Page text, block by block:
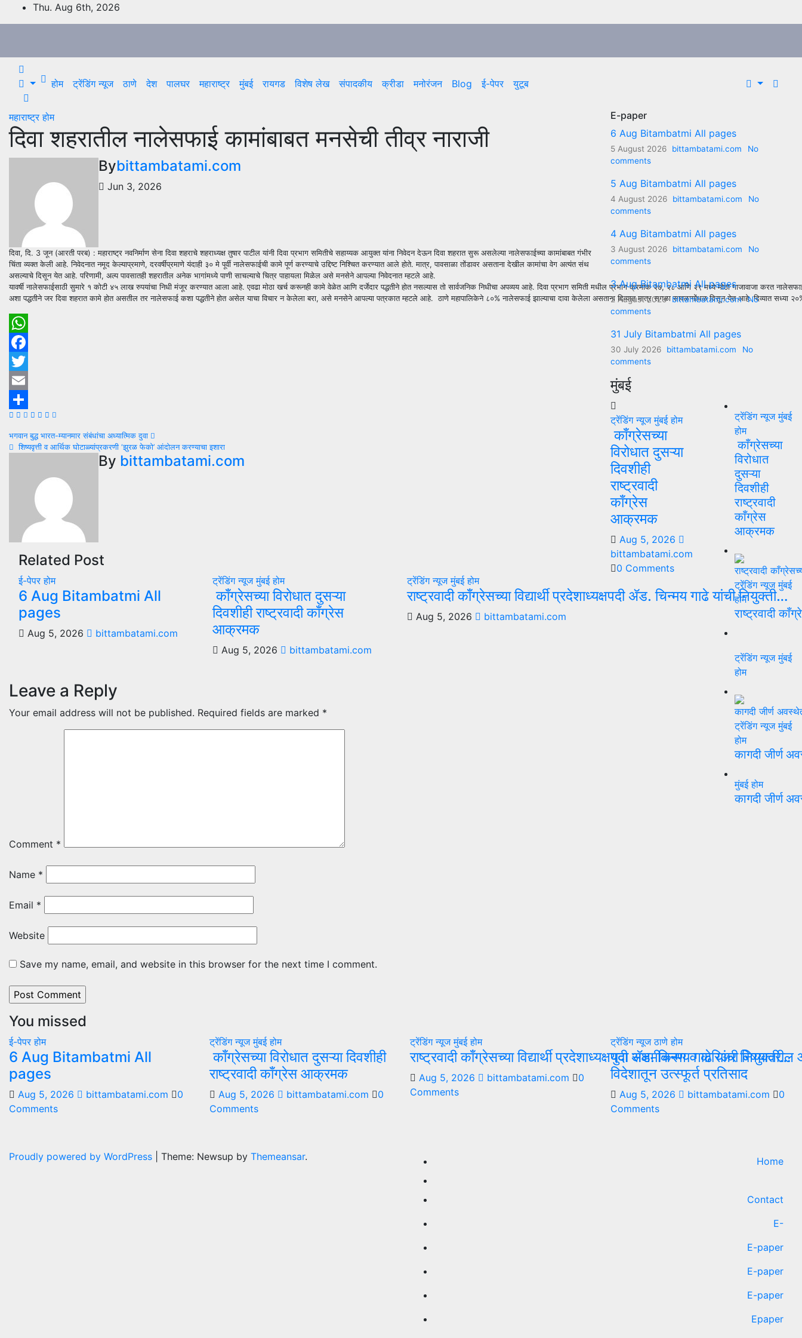
to
Thu. Aug 6th, 2026
होम ट्रेंडिंग न्यूज ठाणे देश पालघर महाराष्ट्र मुंबई रायगड विशेष लेख संपादकीय क्रीडा मनोरंजन Blog ई-पेपर युटूब
महाराष्ट्रहोम
दिवा शहरातील नालेसफाई कामांबाबत मनसेची तीव्र नाराजी
Bybittambatami.com
Jun 3, 2026
दिवा, दि. 3 जून (आरती परब) : महाराष्ट्र नवनिर्माण सेना दिवा शहराचे शहराध्यक्ष तुषार पाटील यांनी दिवा प्रभाग समितीचे सहाय्यक आयुक्त यांना निवेदन देऊन दिवा शहरात सुरू असलेल्या नालेसफाईच्या कामांबाबत गंभीर
चिंता व्यक्त केली आहे. निवेदनात नमूद केल्याप्रमाणे, दरवर्षीप्रमाणे यंदाही ३० मे पूर्वी नालेसफाईची कामे पूर्ण करण्याचे उद्दिष्ट निश्चित करण्यात आले होते. मात्र, पावसाळा तोंडावर असताना देखील कामांचा वेग अत्यंत संथ
असल्याचे दिसून येत आहे. परिणामी, अल्प पावसातही शहरातील अनेक भागांमध्ये पाणी साचल्याचे चित्र पाहायला मिळेल असे मनसेने आपल्या निवेदनात म्हटले आहे.
यावर्षी नालेसफाईसाठी सुमारे १ कोटी ४५ लाख रुपयांचा निधी मंजूर करण्यात आला आहे. एवढा मोठा खर्च करूनही कामे वेळेत आणि दर्जेदार पद्धतीने होत नसल्यास तो सार्वजनिक निधीचा अपव्यय आहे. दिवा प्रभाग समिती मधील प्रभाग क्रमांक २७, २८ आणि २९ मध्ये मोठा गाजावाजा करत
अशा पद्धतीने जर दिवा शहरात कामे होत असतील तर नालेसफाई कशा पद्धतीने होत असेल याचा विचार न केलेला बरा, असे मनसेने आपल्या पत्रकात म्हटले आहे. ठाणे महापालिकेने ८०% नालेसफाई झाल्याचा दावा केलेला असताना दिव्यात मात्र सगळा सावळागोंधळ दिसून येत आहे. दिव्यात सध्या
WhatsApp
Facebook
Twitter
Email
Share
Post
navigation
भगवान बुद्ध भारत-म्यानमार संबंधांचा अध्यात्मिक दुवा
शिष्यवृत्ती व आर्थिक घोटाळ्यांप्रकरणी ‘झुरळ फेको’ आंदोलन करण्याचा इशारा
By bittambatami.com
Related Post
ई-पेपरहोम
6 Aug Bitambatmi All
pages
Aug 5, 2026 bittambatami.com
ट्रेंडिंग न्यूजमुंबईहोम
काँग्रेसच्या विरोधात दुसऱ्या
दिवशीही राष्ट्रवादी काँग्रेस
आक्रमक
Aug 5, 2026 bittambatami.com
ट्रेंडिंग न्यूजमुंबईहोम
राष्ट्रवादी काँग्रेसच्या विद्यार्थी प्रदेशाध्यक्षपदी ॲड. चिन्मय गाढे यांची नियुक्ती…
Aug 5, 2026 bittambatami.com
Leave a Reply
Your email address will not be published. Required fields are marked *
Comment *
Name *
Email *
Website
Save my name, email, and website in this browser for the next time I comment.
E-paper
6 Aug Bitambatmi All pages
5 August 2026 bittambatami.com
No
comments
5 Aug Bitambatmi All pages
4 August 2026 bittambatami.com
No
comments
4 Aug Bitambatmi All pages
3 August 2026 bittambatami.com
No
comments
3 Aug Bitambatmi All pages
2 August 2026 bittambatami.com No
comments
31 July Bitambatmi All pages
30 July 2026 bittambatami.com
No
comments
मुंबई
ट्रेंडिंग न्यूजमुंबईहोम
काँग्रेसच्या
विरोधात दुसऱ्या
दिवशीही
राष्ट्रवादी
काँग्रेस
आक्रमक
Aug 5, 2026
bittambatami.com
0 Comments
ट्रेंडिंग न्यूजमुंबई
होम
काँग्रेसच्या
विरोधात
दुसऱ्या
दिवशीही
राष्ट्रवादी
काँग्रेस
आक्रमक
ट्रेंडिंग न्यूजमुंबई
होम
राष्ट्रवादी
ट्रेंडिंग न्यूजमुंबई
होम
ट्रेंडिंग न्यूजमुंबई
होम
कागदी जीर्ण
मुंबईहोम
कागदी जीर्ण
You missed
ई-पेपरहोम
6 Aug Bitambatmi All
pages
Aug 5, 2026 bittambatami.com
0
Comments
ट्रेंडिंग न्यूजमुंबईहोम
काँग्रेसच्या विरोधात दुसऱ्या दिवशीही
राष्ट्रवादी काँग्रेस आक्रमक
Aug 5, 2026 bittambatami.com
0
Comments
ट्रेंडिंग न्यूजमुंबईहोम
राष्ट्रवादी काँग्रेसच्या विद्यार्थी प्रदेशाध्यक्षपदी ॲड. चिन्मय गाढे यांची नियुक्ती…
Aug 5, 2026 bittambatami.com
0
Comments
ट्रेंडिंग न्यूजठाणेहोम
युवा सक्षमीकरण व करिअर विषयावरील
विदेशातून उत्स्फूर्त प्रतिसाद
Aug 5, 2026 bittambatami.com
0
Comments
Proudly powered by WordPress Theme: Newsup by Themeansar. Home
Contact
E-
E-paper
E-paper
E-paper
Epaper